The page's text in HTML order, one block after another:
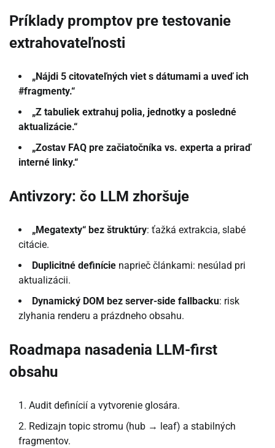
Príklady promptov pre testovanie
extrahovateľnosti
„Nájdi 5 citovateľných viet s dátumami a uveď ich
#fragmenty.“
„Z tabuliek extrahuj polia, jednotky a posledné
aktualizácie.“
„Zostav FAQ pre začiatočníka vs. experta a priraď
interné linky.“
Antivzory: čo LLM zhoršuje
„Megatexty“ bez štruktúry: ťažká extrakcia, slabé
citácie.
Duplicitné definície naprieč článkami: nesúlad pri
aktualizácii.
Dynamický DOM bez server-side fallbacku: risk
zlyhania renderu a prázdneho obsahu.
Roadmapa nasadenia LLM-first
obsahu
Audit definícií a vytvorenie glosára.
Redizajn topic stromu (hub → leaf) a stabilných
fragmentov.